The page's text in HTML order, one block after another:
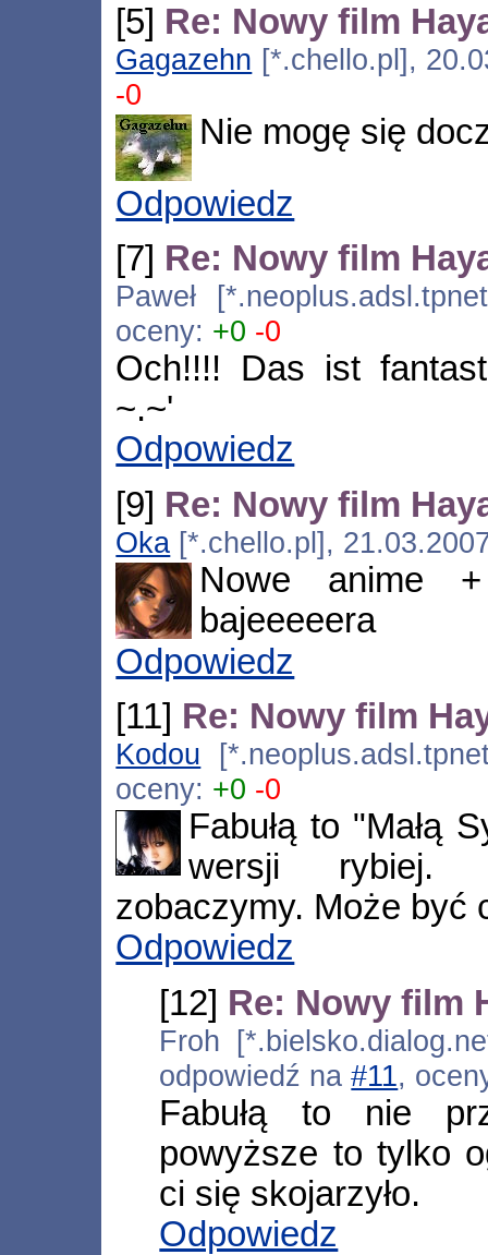
[5] Re: Nowy film
Gagazehn [*.chello.pl],
-0
Nie mogę się
Odpowiedz
[7] Re: Nowy film
Paweł
oceny: +0 -0
Och!!!! Das ist
~.~'
Odpowiedz
[9] Re: Nowy film
Oka [*.chello.pl],
Nowe anime
bajeeeeera
Odpowiedz
[11] Re: Nowy film
Kodou
oceny: +0 -0
Fabułą to "Małą
wersji rybiej.
zobaczymy. Może być
Odpowiedz
[12] Re: Nowy film
Froh
odpowiedź na#11,
Fabułą to nie
powyższe to tylko
ci się skojarzyło.
Odpowiedz